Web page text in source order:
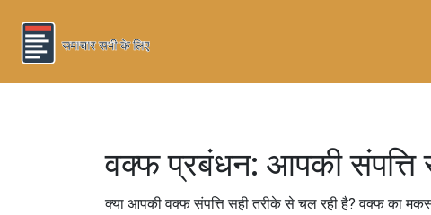
वक्फ प्रबंधन: आपकी संपत्ति
क्या आपकी वक्फ संपत्ति सही तरीके से चल रही है? वक्फ का